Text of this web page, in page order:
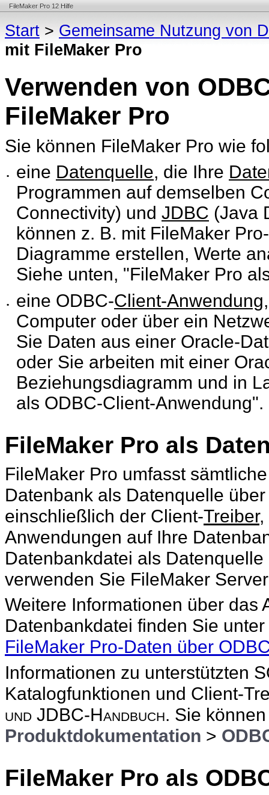
FileMaker Pro 12 Hilfe
Start > Gemeinsame Nutzung von
mit FileMaker Pro
Verwenden von
FileMaker Pro
Sie können FileMaker Pro wie
• eine Datenquelle, die Ihre
Programmen auf demselben
Connectivity) und JDBC (Java
können z. B. mit FileMaker
Diagramme erstellen, Werte
Siehe unten, "FileMaker Pro
• eine ODBC-Client-Anwendung
Computer oder über ein
Sie Daten aus einer Oracle-
oder Sie arbeiten mit einer
Beziehungsdiagramm und in
als ODBC-Client-Anwendung".
FileMaker Pro als
FileMaker Pro umfasst
Datenbank als Datenquelle
einschließlich der Client-Treiber,
Anwendungen auf Ihre
Datenbankdatei als
verwenden Sie FileMaker
Weitere Informationen über das
Datenbankdatei finden Sie unter
FileMaker Pro-Daten über
Informationen zu unterstützten
Katalogfunktionen und Client-
und JDBC-Handbuch. Sie
Produktdokumentation >
FileMaker Pro als